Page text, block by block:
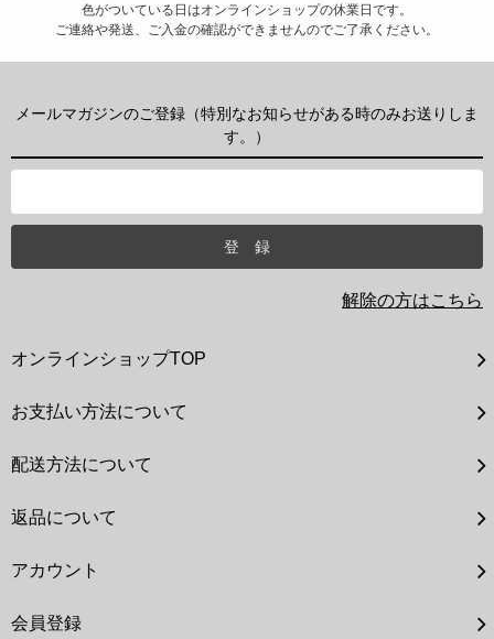
色がついている日はオンラインショップの休業日です。
ご連絡や発送、ご入金の確認ができませんのでご了承ください。
メールマガジンのご登録（特別なお知らせがある時のみお送りしま
す。）
解除の方はこちら
オンラインショップTOP
お支払い方法について
配送方法について
返品について
アカウント
会員登録